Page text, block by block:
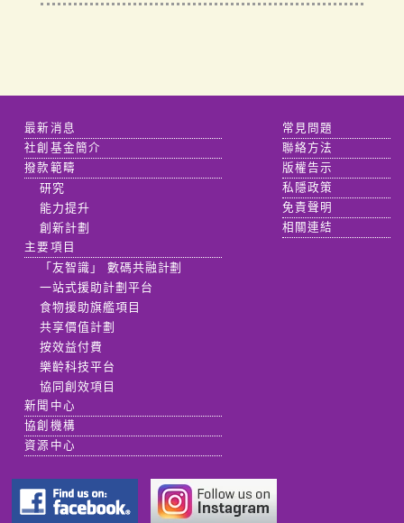
最新消息
社創基金簡介
撥款範疇
研究
能力提升
創新計劃
主要項目
「友智識」 數碼共融計劃
一站式援助計劃平台
食物援助旗艦項目
共享價值計劃
按效益付費
樂齡科技平台
協同創效項目
新聞中心
協創機構
資源中心
常見問題
聯絡方法
版權告示
私隱政策
免責聲明
相關連結